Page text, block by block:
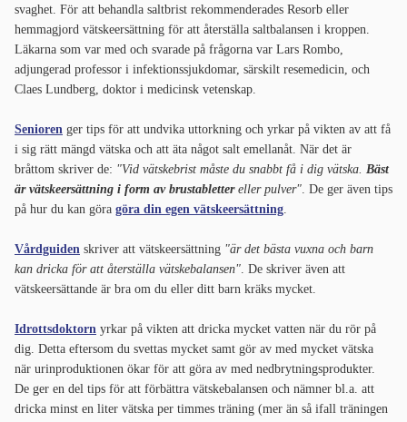
svaghet. För att behandla saltbrist rekommenderades Resorb eller
hemmagjord vätskeersättning för att återställa saltbalansen i kroppen.
Läkarna som var med och svarade på frågorna var Lars Rombo,
adjungerad professor i infektionssjukdomar, särskilt resemedicin, och
Claes Lundberg, doktor i medicinsk vetenskap.
Senioren ger tips för att undvika uttorkning och yrkar på vikten av att få
i sig rätt mängd vätska och att äta något salt emellanåt. När det är
bråttom skriver de: "Vid vätskebrist måste du snabbt få i dig vätska. Bäst
är vätskeersättning i form av brustablettereller pulver". De ger även tips
på hur du kan göra göra din egen vätskeersättning.
Vårdguiden skriver att vätskeersättning "är det bästa vuxna och barn
kan dricka för att återställa vätskebalansen". De skriver även att
vätskeersättande är bra om du eller ditt barn kräks mycket.
Idrottsdoktorn yrkar på vikten att dricka mycket vatten när du rör på
dig. Detta eftersom du svettas mycket samt gör av med mycket vätska
när urinproduktionen ökar för att göra av med nedbrytningsprodukter.
De ger en del tips för att förbättra vätskebalansen och nämner bl.a. att
dricka minst en liter vätska per timmes träning (mer än så ifall träningen